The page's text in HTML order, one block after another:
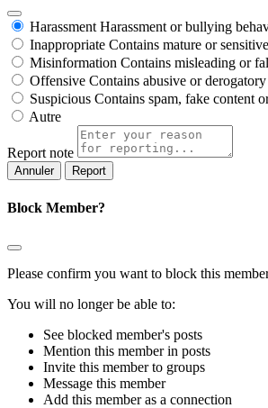
Harassment Harassment or bullying
Inappropriate Contains mature or
Misinformation Contains misleading or
Offensive Contains abusive or
Suspicious Contains spam, fake content
Autre
Report note
Report
Block Member?
Please confirm you want to block this
You will no longer be able to:
See blocked member's posts
Mention this member in posts
Invite this member to groups
Message this member
Add this member as a connection